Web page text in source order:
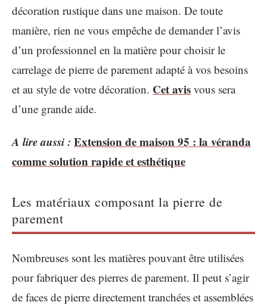
décoration rustique dans une maison. De toute
manière, rien ne vous empêche de demander l’avis
d’un professionnel en la matière pour choisir le
carrelage de pierre de parement adapté à vos besoins
et au style de votre décoration. Cet avis vous sera
d’une grande aide.
A lire aussi : Extension de maison 95 : la véranda
comme solution rapide et esthétique
Les matériaux composant la pierre de
parement
Nombreuses sont les matières pouvant être utilisées
pour fabriquer des pierres de parement. Il peut s’agir
de faces de pierre directement tranchées et assemblées